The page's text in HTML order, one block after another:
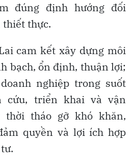
đúng định hướng đối
thiết thực.
cam kết xây dựng môi
bạch, ổn định, thuận lợi;
nghiệp trong suốt
cứu, triển khai và vận
tháo gỡ khó khăn,
quyền và lợi ích hợp